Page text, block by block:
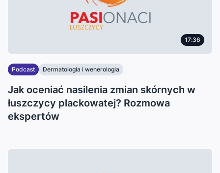
17:36
Podcast Dermatologia i wenerologia
Jak oceniać nasilenia zmian skórnych w
łuszczycy plackowatej? Rozmowa
ekspertów